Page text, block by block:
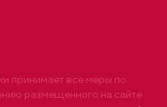
принимает все меры по
размещенного на сайте